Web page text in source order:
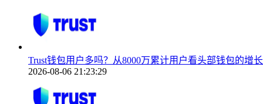
Trust钱包用户多吗？从8000万累计用户看头部钱包的增
2026-08-06 21:23:29